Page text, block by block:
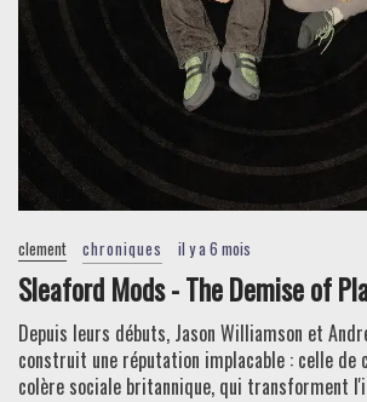
clement chroniques il y a 6 mois
Sleaford Mods - The Demise of
Depuis leurs débuts, Jason Williamson et
construit une réputation implacable : celle de
colère sociale britannique, qui transforment